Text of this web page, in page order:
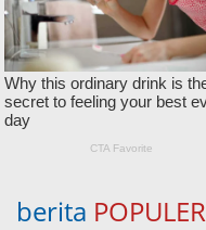
berita POPULER